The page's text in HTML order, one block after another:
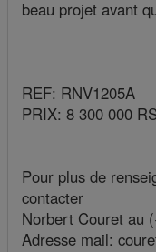
beau projet avant
REF: RNV1205A
PRIX: 8 300 000
Pour plus de
contacter
Norbert Couret au
Adresse mail: